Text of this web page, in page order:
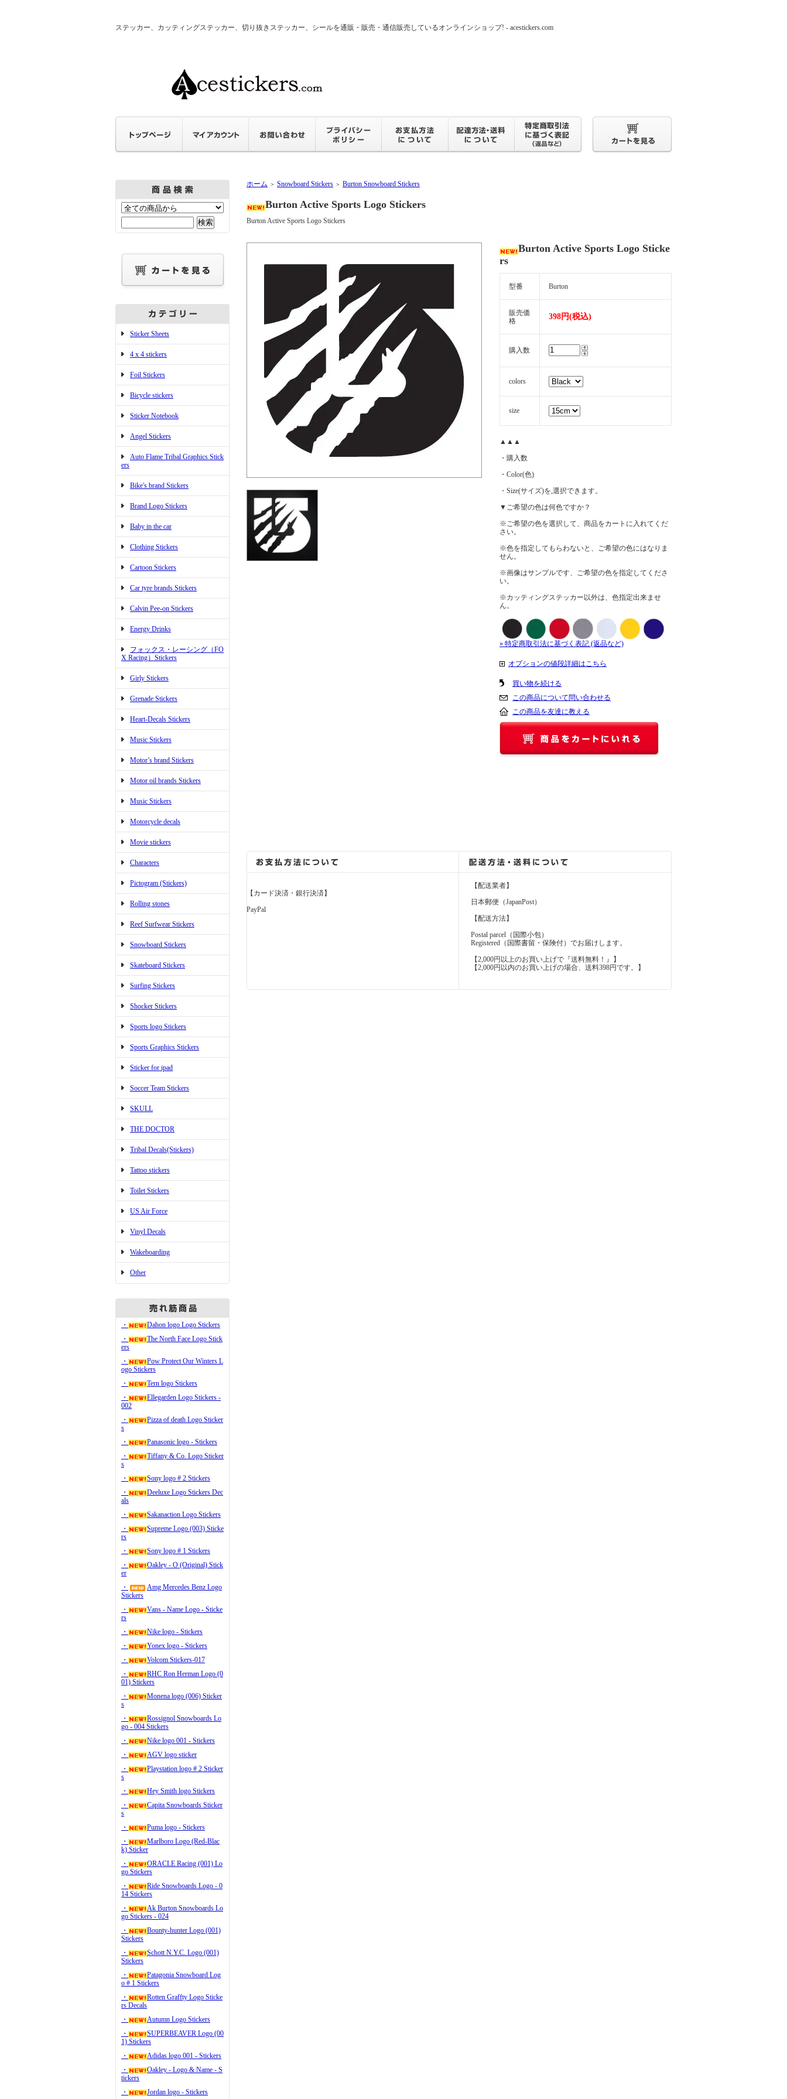
ステッカー、カッティングステッカー、切り抜きステッカー、シールを通販・販売・通信販売しているオンラインショップ! - acestickers.com
Sticker Sheets
4 x 4 stickers
Foil Stickers
Bicycle stickers
Sticker Notebook
Angel Stickers
Auto Flame Tribal Graphics Stick
ers
Bike's brand Stickers
Brand Logo Stickers
Baby in the car
Clothing Stickers
Cartoon Stickers
Car tyre brands Stickers
Calvin Pee-on Stickers
Energy Drinks
フォックス・レーシング（FO
X Racing）Stickers
Girly Stickers
Grenade Stickers
Heart-Decals Stickers
Music Stickers
Motor’s brand Stickers
Motor oil brands Stickers
Music Stickers
Motorcycle decals
Movie stickers
Characters
Pictogram (Stickers)
Rolling stones
Reef Surfwear Stickers
Snowboard Stickers
Skateboard Stickers
Surfing Stickers
Shocker Stickers
Sports logo Stickers
Sports Graphics Stickers
Sticker for ipad
Soccer Team Stickers
SKULL
THE DOCTOR
Tribal Decals(Stickers)
Tattoo stickers
Toilet Stickers
US Air Force
Vinyl Decals
Wakeboarding
Other
・
Dahon logo Logo Stickers
・
The North Face Logo Stick
ers
・
Pow Protect Our Winters L
ogo Stickers
・
Tern logo Stickers
・
Ellegarden Logo Stickers -
002
・
Pizza of death Logo Sticker
s
・
Panasonic logo - Stickers
・
Tiffany & Co. Logo Sticker
s
・
Sony logo # 2 Stickers
・
Deeluxe Logo Stickers Dec
als
・
Sakanaction Logo Stickers
・
Supreme Logo (003) Sticke
rs
・
Sony logo # 1 Stickers
・
Oakley - O (Original) Stick
er
・
Amg Mercedes Benz Logo
Stickers
・
Vans - Name Logo - Sticke
rs
・
Nike logo - Stickers
・
Yonex logo - Stickers
・
Volcom Stickers-017
・
RHC Ron Herman Logo (0
01) Stickers
・
Monena logo (006) Sticker
s
・
Rossignol Snowboards Lo
go - 004 Stickers
・
Nike logo 001 - Stickers
・
AGV logo sticker
・
Playstation logo # 2 Sticker
s
・
Hey Smith logo Stickers
・
Capita Snowboards Sticker
s
・
Puma logo - Stickers
・
Marlboro Logo (Red-Blac
k) Sticker
・
ORACLE Racing (001) Lo
go Stickers
・
Ride Snowboards Logo - 0
14 Stickers
・
Ak Burton Snowboards Lo
go Stickers - 024
・
Bounty-hunter Logo (001)
Stickers
・
Schott N.Y.C. Logo (001)
Stickers
・
Patagonia Snowboard Log
o # 1 Stickers
・
Rotten Graffty Logo Sticke
rs Decals
・
Autumn Logo Stickers
・
SUPERBEAVER Logo (00
1) Stickers
・
Adidas logo 001 - Stickers
・
Oakley - Logo & Name - S
tickers
・
Jordan logo - Stickers
ホーム ＞ Snowboard Stickers ＞ Burton Snowboard Stickers
Burton Active Sports Logo Stickers
Burton Active Sports Logo Stickers
Burton Active Sports Logo Sticke
rs
型番 Burton
販売価
格
398円(税込)
購入数
colors
size
▲▲▲
・購入数
・Color(色)
・Size(サイズ)を,選択できます。
▼ご希望の色は何色ですか？
※ご希望の色を選択して、商品をカートに入れてくだ
さい。
※色を指定してもらわないと、ご希望の色にはなりま
せん。
※画像はサンプルです、ご希望の色を指定してくださ
い。
※カッティングステッカー以外は、色指定出来ませ
ん。
» 特定商取引法に基づく表記 (返品など)
オプションの値段詳細はこちら
買い物を続ける
この商品について問い合わせる
この商品を友達に教える
【カード決済・銀行決済】
PayPal
【配送業者】
日本郵便（JapanPost）
【配送方法】
Postal parcel（国際小包）
Registered（国際書留・保険付）でお届けします。
【2,000円以上のお買い上げで『送料無料！』】
【2,000円以内のお買い上げの場合、送料398円です。】